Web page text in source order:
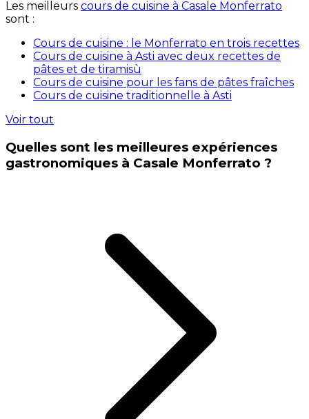
Les meilleurs cours de cuisine à Casale Monferrato
sont :
Cours de cuisine : le Monferrato en trois recettes
Cours de cuisine à Asti avec deux recettes de
pâtes et de tiramisù
Cours de cuisine pour les fans de pâtes fraîches
Cours de cuisine traditionnelle à Asti
Voir tout
Quelles sont les meilleures expériences
gastronomiques à Casale Monferrato ?